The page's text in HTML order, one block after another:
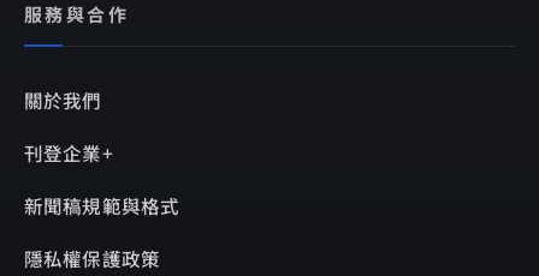
服務與合作
關於我們
刊登企業+
新聞稿規範與格式
隱私權保護政策